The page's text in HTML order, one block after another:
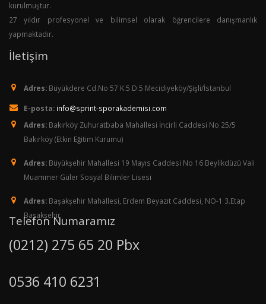
kurulmuştur.
27 yıldır profesyonel ve bilimsel olarak öğrencilere danışmanlık
yapmaktadır.
İletişim
Adres: Büyükdere Cd.No 57 K.5 D.5 Mecidiyeköy/Şişli/İstanbul
E-posta: info@sprint-sporakademisi.com
Adres: Bakırköy Zuhuratbaba Mahallesi İncirli Caddesi No 25/5
Bakırköy (Etkin Eğitim Kurumu)
Adres: Büyükşehir Mahallesi 19 Mayıs Caddesi No 16 Beylikdüzü Vali
Muammer Güler Sosyal Bilimler Lisesi
Adres: Başakşehir Mahallesi, Erdem Beyazıt Caddesi, NO-1 3.Etap
Başakşehir
Telefon Numaramız
(0212) 275 65 20 Pbx
0536 410 6231